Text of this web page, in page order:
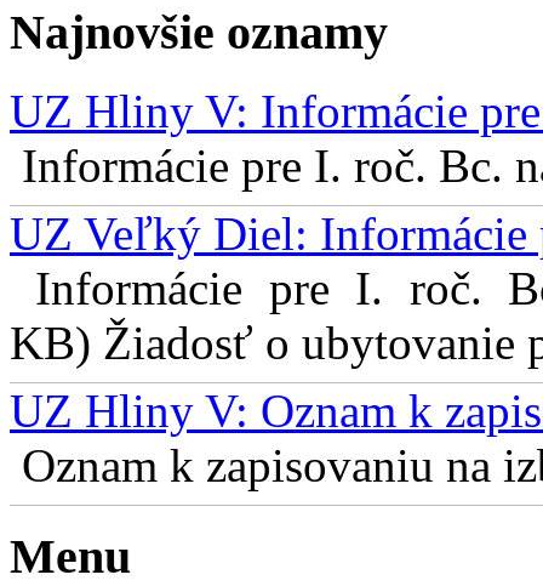
Najnovšie oznamy
UZ Hliny V: Informácie
Informácie pre I. roč. Bc.
UZ Veľký Diel: Informácie
Informácie pre I. roč.
KB) Žiadosť o ubytovanie
UZ Hliny V: Oznam k
Oznam k zapisovaniu na
Menu